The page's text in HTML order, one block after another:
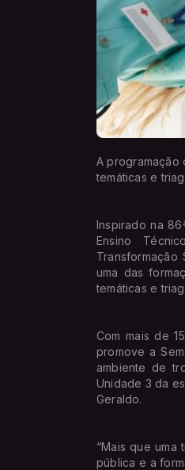
A programação
temáticas e
Inspirado na
Ensino
uma das
temáticas e
Com mais de
promove a
ambiente de
Unidade 3 da
Geraldo.
“Mais que
pública e a